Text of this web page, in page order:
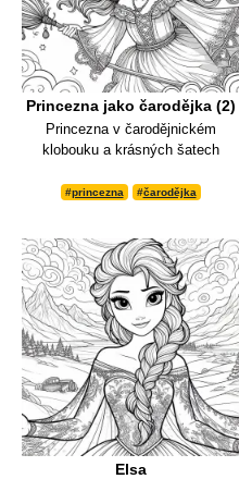
Princezna jako čarodějka (2)
Princezna v čarodějnickém
klobouku a krásných šatech
#princezna #čarodějka
Elsa